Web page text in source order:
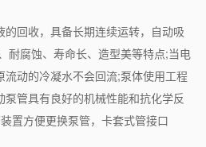
回收，具备长期连续运转，自动吸
耐腐蚀、寿命长、造型美等特点;当电
动的冷凝水不会回流;泵体使用工程
管具有良好的机械性能和抗化学反
置方便更换泵管，卡套式管接口